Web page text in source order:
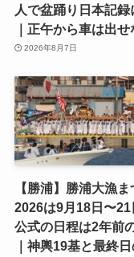
人で盆踊り日本記録
｜正午から車は出せ
2026年8月7日
【勝浦】勝浦大漁ま
2026は9月18日〜21
公式の日程は2年前
｜神輿19基と最終